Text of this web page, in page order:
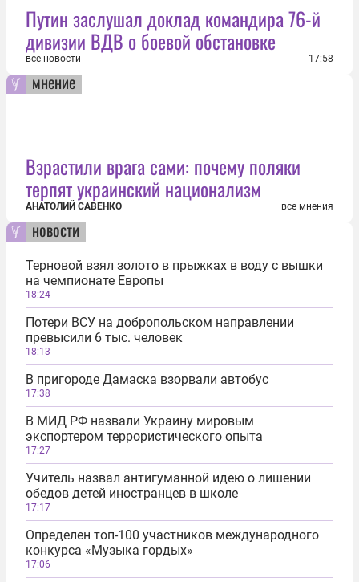
Путин заслушал доклад командира 76-й
дивизии ВДВ о боевой обстановке
все новости 17:58
мнение
Взрастили врага сами: почему поляки
терпят украинский национализм
АНАТОЛИЙ САВЕНКО все мнения
новости
Терновой взял золото в прыжках в воду с вышки
на чемпионате Европы
18:24
Потери ВСУ на добропольском направлении
превысили 6 тыс. человек
18:13
В пригороде Дамаска взорвали автобус
17:38
В МИД РФ назвали Украину мировым
экспортером террористического опыта
17:27
Учитель назвал антигуманной идею о лишении
обедов детей иностранцев в школе
17:17
Определен топ-100 участников международного
конкурса «Музыка гордых»
17:06